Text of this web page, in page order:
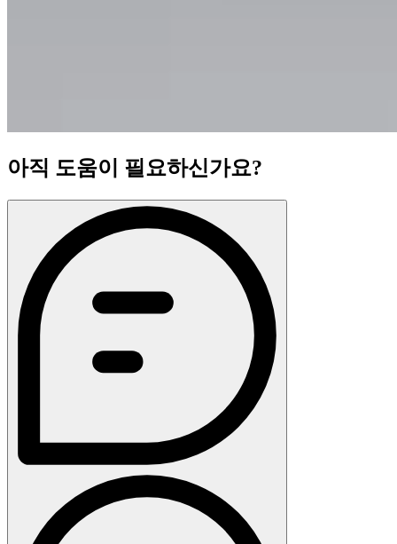
아직 도움이 필요하신가요?